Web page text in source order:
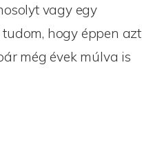
vagy egy
hogy éppen azt
még évek múlva is